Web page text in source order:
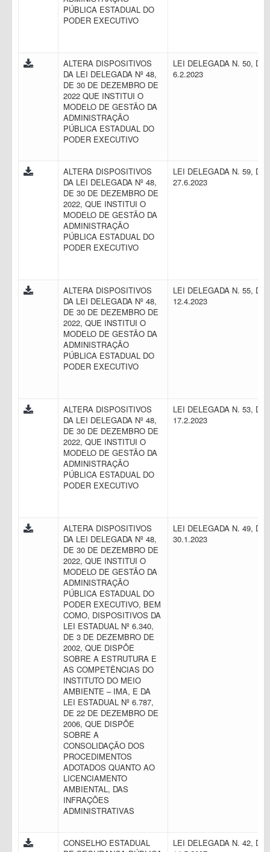
PÚBLICA ESTADUAL DO
PODER EXECUTIVO
ALTERA DISPOSITIVOS
DA LEI DELEGADA Nº 48,
DE 30 DE DEZEMBRO DE
2022 QUE INSTITUI O
MODELO DE GESTÃO DA
ADMINISTRAÇÃO
PÚBLICA ESTADUAL DO
PODER EXECUTIVO
LEI DELEGADA N. 50, DE
6.2.2023
ALTERA DISPOSITIVOS
DA LEI DELEGADA Nº 48,
DE 30 DE DEZEMBRO DE
2022, QUE INSTITUI O
MODELO DE GESTÃO DA
ADMINISTRAÇÃO
PÚBLICA ESTADUAL DO
PODER EXECUTIVO
LEI DELEGADA N. 59, DE
27.6.2023
ALTERA DISPOSITIVOS
DA LEI DELEGADA Nº 48,
DE 30 DE DEZEMBRO DE
2022, QUE INSTITUI O
MODELO DE GESTÃO DA
ADMINISTRAÇÃO
PÚBLICA ESTADUAL DO
PODER EXECUTIVO
LEI DELEGADA N. 55, DE
12.4.2023
ALTERA DISPOSITIVOS
DA LEI DELEGADA Nº 48,
DE 30 DE DEZEMBRO DE
2022, QUE INSTITUI O
MODELO DE GESTÃO DA
ADMINISTRAÇÃO
PÚBLICA ESTADUAL DO
PODER EXECUTIVO
LEI DELEGADA N. 53, DE
17.2.2023
ALTERA DISPOSITIVOS
DA LEI DELEGADA Nº 48,
DE 30 DE DEZEMBRO DE
2022, QUE INSTITUI O
MODELO DE GESTÃO DA
ADMINISTRAÇÃO
PÚBLICA ESTADUAL DO
PODER EXECUTIVO, BEM
COMO, DISPOSITIVOS DA
LEI ESTADUAL Nº 6.340,
DE 3 DE DEZEMBRO DE
2002, QUE DISPÕE
SOBRE A ESTRUTURA E
AS COMPETÊNCIAS DO
INSTITUTO DO MEIO
AMBIENTE – IMA, E DA
LEI ESTADUAL Nº 6.787,
DE 22 DE DEZEMBRO DE
2006, QUE DISPÕE
SOBRE A
CONSOLIDAÇÃO DOS
PROCEDIMENTOS
ADOTADOS QUANTO AO
LICENCIAMENTO
AMBIENTAL, DAS
INFRAÇÕES
ADMINISTRATIVAS
LEI DELEGADA N. 49, DE
30.1.2023
CONSELHO ESTADUAL
LEI DELEGADA N. 42, DE